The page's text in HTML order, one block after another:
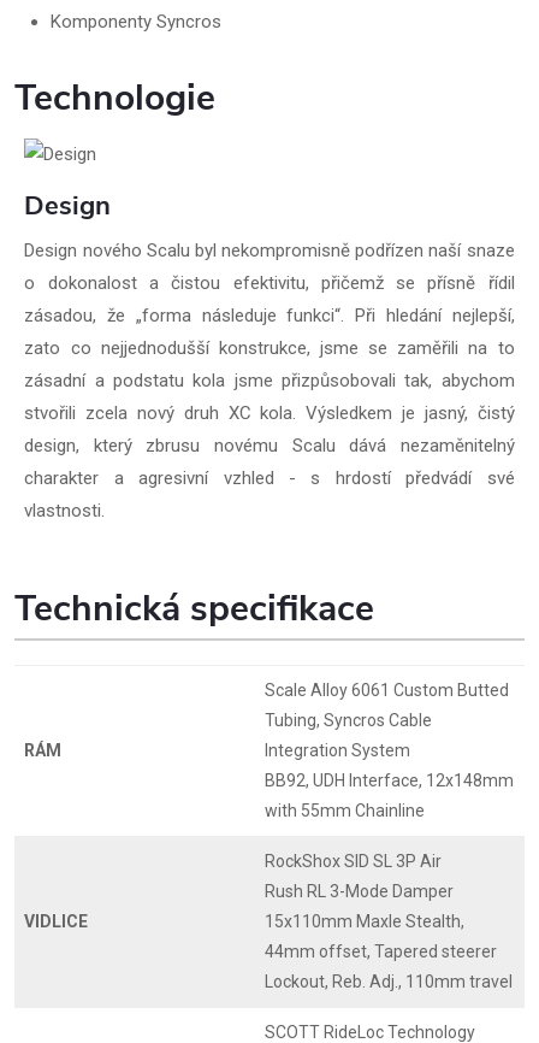
Komponenty Syncros
Technologie
Design
Design nového Scalu byl nekompromisně podřízen naší snaze
o dokonalost a čistou efektivitu, přičemž se přísně řídil
zásadou, že „forma následuje funkci“. Při hledání nejlepší,
zato co nejjednodušší konstrukce, jsme se zaměřili na to
zásadní a podstatu kola jsme přizpůsobovali tak, abychom
stvořili zcela nový druh XC kola. Výsledkem je jasný, čistý
design, který zbrusu novému Scalu dává nezaměnitelný
charakter a agresivní vzhled - s hrdostí předvádí své
vlastnosti.
Technická specifikace
RÁM
Scale Alloy 6061 Custom Butted
Tubing, Syncros Cable
Integration System
BB92, UDH Interface, 12x148mm
with 55mm Chainline
VIDLICE
RockShox SID SL 3P Air
Rush RL 3-Mode Damper
15x110mm Maxle Stealth,
44mm offset, Tapered steerer
Lockout, Reb. Adj., 110mm travel
SCOTT RideLoc Technology